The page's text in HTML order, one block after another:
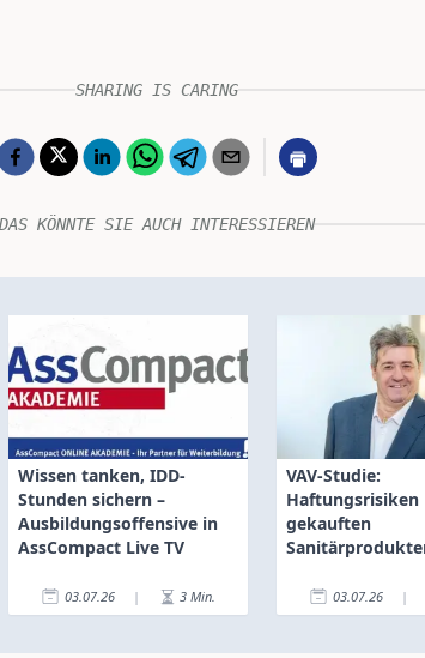
SHARING IS CARING
DAS KÖNNTE SIE AUCH INTERESSIEREN
Wissen tanken, IDD-
Stunden sichern –
Ausbildungsoffensive in
AssCompact Live TV
03.07.26 | 3 Min.
VAV-Studie:
Haftungsrisiken
gekauften
03.07.26 |